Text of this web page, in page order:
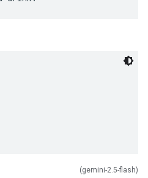
(gemini-2.5-flash)